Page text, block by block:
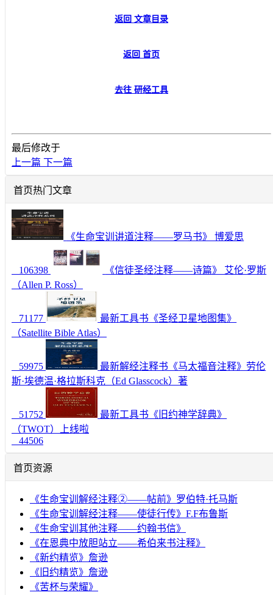
返回 文章目录
返回 首页
去往 研经工具
最后修改于
上一篇 下一篇
首页热门文章
《生命宝训讲道注释——罗马书》 博爱思
106398
《信徒圣经注释——诗篇》 艾伦·罗斯
（Allen P. Ross）
71177
最新工具书《圣经卫星地图集》
（Satellite Bible Atlas）
59975
最新解经注释书《马太福音注释》劳伦
斯·埃德温·格拉斯科克（Ed Glasscock）著
51752
最新工具书《旧约神学辞典》
（TWOT）上线啦
44506
首页资源
《生命宝训解经注释②——帖前》罗伯特·托马斯
《生命宝训解经注释——使徒行传》F.F布鲁斯
《生命宝训其他注释——约翰书信》
《在恩典中放胆站立——希伯来书注释》
《新约精览》詹逊
《旧约精览》詹逊
《苦杯与荣耀》